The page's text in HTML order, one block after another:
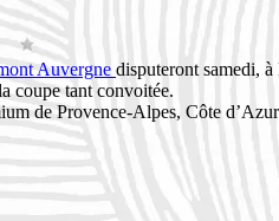
Auvergne disputeront samedi, à
coupe tant convoitée.
de Provence-Alpes, Côte